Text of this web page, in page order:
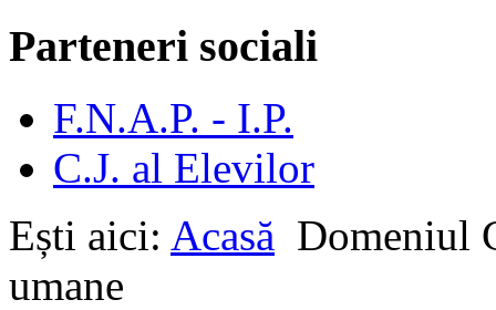
Parteneri sociali
F.N.A.P. - I.P.
C.J. al Elevilor
Ești aici: Acasă Domeniul
umane